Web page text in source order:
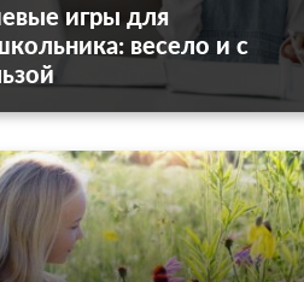
игры для
весело и с